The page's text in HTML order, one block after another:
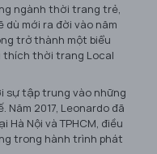
ngành thời trang trẻ,
dù mới ra đời vào năm
trở thành một biểu
thích thời trang Local
sự tập trung vào những
2017, Leonardo đã
Nội và TPHCM, điều
trong hành trình phát